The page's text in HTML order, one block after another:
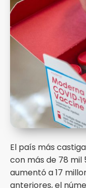
El país más
con más de 78
aumentó a 17
anteriores, el